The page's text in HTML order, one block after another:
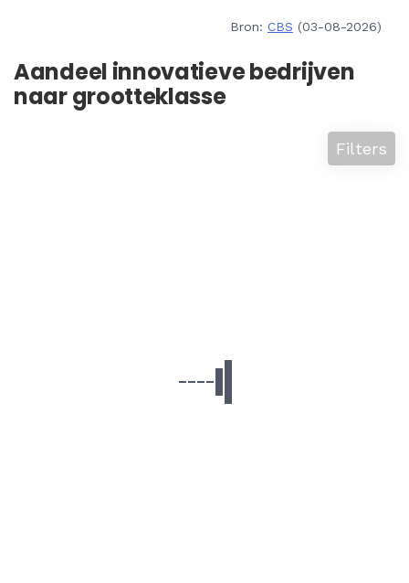
Bron: CBS (03-08-2026)
Aandeel innovatieve bedrijven
naar grootteklasse
Filters